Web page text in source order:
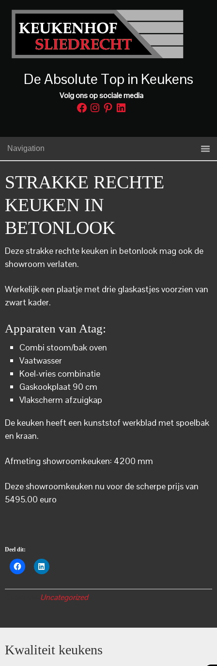
De Absolute Top in Keukens
Volg ons op sociale media
Facebook
Instagram
PinterestLinkedIn
Navigation
STRAKKE RECHTE
KEUKEN IN
BETONLOOK
Deze strakke rechte keuken in betonlook mag ook de
showroom verlaten.
Werkelijk een plaatje met drie glaskastjes voorzien van
zwart kader.
Apparaten van Atag:
Combi stoom/bak oven
Vaatwasser
Koel-vries combinatie
Gaskookplaat 90 cm
Vlakscherm afzuigkap
De keuken heeft een kunststof werkblad met spoelbak
en kraan.
Afmeting showroomkeuken: 4200 mm
Deze showroomkeuken nu voor de scherpe prijs van
5495.00 euro
Deel dit:
Uncategorized
Kwaliteit keukens